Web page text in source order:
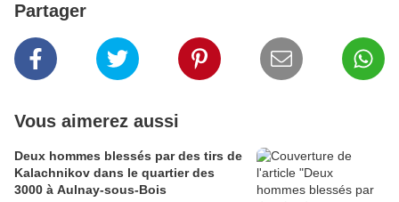
Partager
Vous aimerez aussi
Deux hommes blessés par des tirs de
Kalachnikov dans le quartier des
3000 à Aulnay-sous-Bois